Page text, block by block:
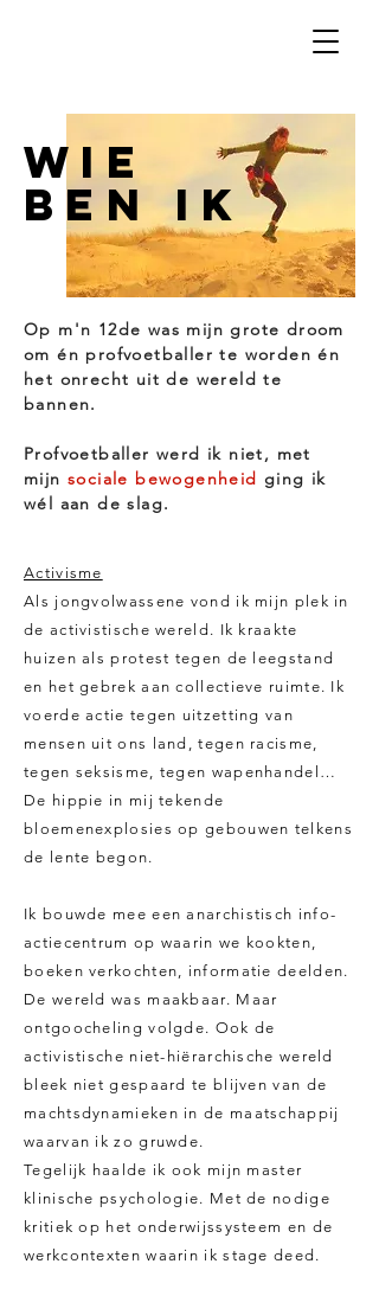
Op m'n 12de was mijn grote droom
om én profvoetballer te worden én
het onrecht uit de wereld te
bannen.
Profvoetballer werd ik niet, met
mijn sociale bewogenheid ging ik
wél aan de slag.
Activisme
Als jongvolwassene vond ik mijn plek in
de activistische wereld. Ik kraakte
huizen als protest tegen de leegstand
en het gebrek aan collectieve ruimte. Ik
voerde actie tegen uitzetting van
mensen uit ons land, tegen racisme,
tegen seksisme, tegen wapenhandel…
De hippie in mij tekende
bloemenexplosies op gebouwen telkens
de lente begon.
Ik bouwde mee een anarchistisch info-
actiecentrum op waarin we kookten,
boeken verkochten, informatie deelden.
De wereld was maakbaar. Maar
ontgoocheling volgde. Ook de
activistische niet-hiërarchische wereld
bleek niet gespaard te blijven van de
machtsdynamieken in de maatschappij
waarvan ik zo gruwde.
Tegelijk haalde ik ook mijn master
klinische psychologie. Met de nodige
kritiek op het onderwijssysteem en de
werkcontexten waarin ik stage deed.
WIE
BEN IK